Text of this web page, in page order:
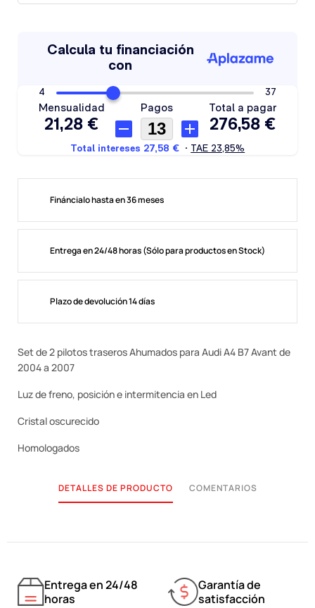
Fináncialo hasta en 36 meses
Entrega en 24/48 horas (Sólo para productos en Stock)
Plazo de devolución 14 días
Set de 2 pilotos traseros Ahumados para Audi A4 B7 Avant de
2004 a 2007
Luz de freno, posición e intermitencia en Led
Cristal oscurecido
Homologados
DETALLES DE PRODUCTO COMENTARIOS
Entrega en 24/48
horas
Garantía de
satisfacción